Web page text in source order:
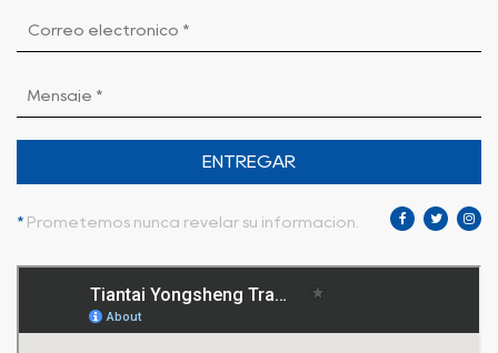
ENTREGAR
* Prometemos nunca revelar su información.